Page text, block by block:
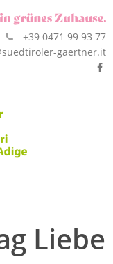
+39 0471 99 93 77
gaertner.it
Liebe